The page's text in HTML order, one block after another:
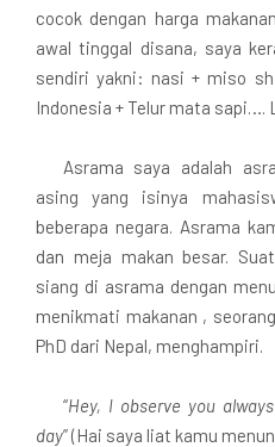
cocok dengan harga
awal tinggal disana, saya
sendiri yakni: nasi + miso
Indonesia + Telur mata sapi….
Asrama saya adalah
asing yang isinya
beberapa negara. Asrama
dan meja makan besar.
siang di asrama dengan
menikmati makanan ,
PhD dari Nepal, menghampiri.
“Hey, I observe you
day” (Hai saya liat kamu